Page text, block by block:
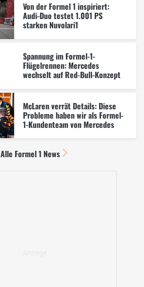
Von der Formel 1 inspiriert:
Audi-Duo testet 1.001 PS
starken Nuvolari1
Spannung im Formel-1-
Flügelrennen: Mercedes
wechselt auf Red-Bull-Konzept
McLaren verrät Details: Diese
Probleme haben wir als Formel-
1-Kundenteam von Mercedes
Alle Formel 1 News